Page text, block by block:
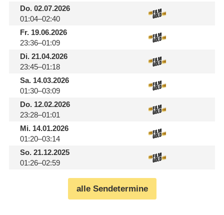
Do.02.07.2026
01:04–02:40
Fr.19.06.2026
23:36–01:09
Di.21.04.2026
23:45–01:18
Sa.14.03.2026
01:30–03:09
Do.12.02.2026
23:28–01:01
Mi.14.01.2026
01:20–03:14
So.21.12.2025
01:26–02:59
alle Sendetermine